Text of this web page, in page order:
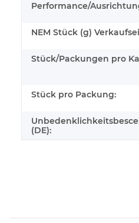
Performance/
NEM Stück (g)
Stück/Packungen pro
Stück pro Packung:
(DE):